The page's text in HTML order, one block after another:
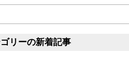
リーの新着記事